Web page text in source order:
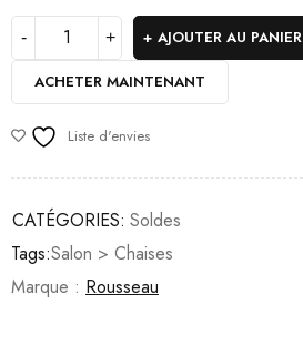
AJOUTER AU PANIER
ACHETER MAINTENANT
Liste d'envies
CATÉGORIES: Soldes
Tags:Salon > Chaises
Marque : Rousseau